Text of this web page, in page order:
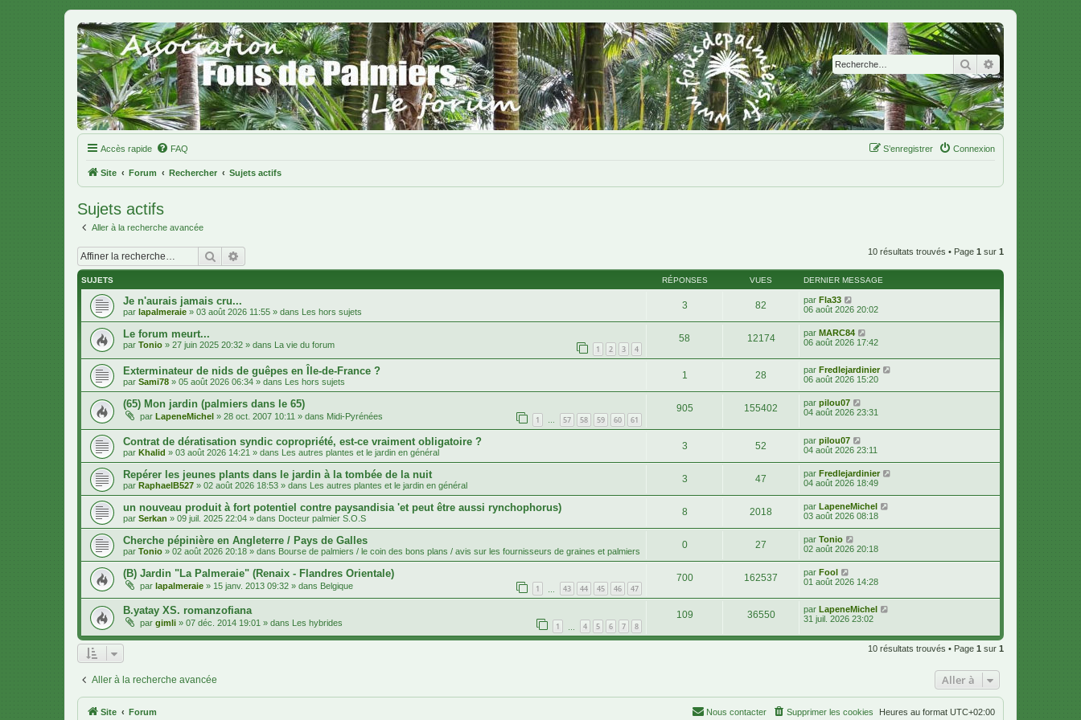
Rechercher
Accès rapide FAQ Connexion
S’enregistrer
Site Forum Rechercher Sujets actifs
Sujets actifs
Aller à la recherche avancée
Rechercher 10 résultats trouvés • Page 1 sur 1
SUJETS RÉPONSES VUES DERNIER MESSAGE
Je n'aurais jamais cru...
par lapalmeraie » 03 août 2026 11:55 » dans Les hors sujets
3 82 par Fla33
06 août 2026 20:02
Le forum meurt...
par Tonio » 27 juin 2025 20:32 » dans La vie du forum 1 2 3 4
58 12174 par MARC84
06 août 2026 17:42
Exterminateur de nids de guêpes en Île-de-France ?
par Sami78 » 05 août 2026 06:34 » dans Les hors sujets
1 28 par Fredlejardinier
06 août 2026 15:20
(65) Mon jardin (palmiers dans le 65)
par LapeneMichel » 28 oct. 2007 10:11 » dans Midi-Pyrénées 1 … 57 58 59 60 61
905 155402 par pilou07
04 août 2026 23:31
Contrat de dératisation syndic copropriété, est-ce vraiment obligatoire ?
par Khalid » 03 août 2026 14:21 » dans Les autres plantes et le jardin en général
3 52 par pilou07
04 août 2026 23:11
Repérer les jeunes plants dans le jardin à la tombée de la nuit
par RaphaelB527 » 02 août 2026 18:53 » dans Les autres plantes et le jardin en général
3 47 par Fredlejardinier
04 août 2026 18:49
un nouveau produit à fort potentiel contre paysandisia 'et peut être aussi rynchophorus)
par Serkan » 09 juil. 2025 22:04 » dans Docteur palmier S.O.S
8 2018 par LapeneMichel
03 août 2026 08:18
Cherche pépinière en Angleterre / Pays de Galles
par Tonio » 02 août 2026 20:18 » dans Bourse de palmiers / le coin des bons plans / avis sur les fournisseurs de graines et palmiers
0 27 par Tonio
02 août 2026 20:18
(B) Jardin "La Palmeraie" (Renaix - Flandres Orientale)
par lapalmeraie » 15 janv. 2013 09:32 » dans Belgique 1 43 44 45 46 47
700 162537 par Fool
01 août 2026 14:28
B.yatay XS. romanzofiana
par gimli » 07 déc. 2014 19:01 » dans Les hybrides 1 4 5 6 7 8
109 36550 par LapeneMichel
31 juil. 2026 23:02
10 résultats trouvés • Page 1 sur 1
Aller à la recherche avancée Aller à
Site Forum Heures au format UTC+02:00
Supprimer les cookies
Nous contacter